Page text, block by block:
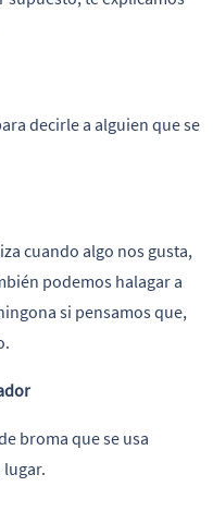
decirle a alguien que se
cuando algo nos gusta,
podemos halagar a
si pensamos que,
broma que se usa
lugar.